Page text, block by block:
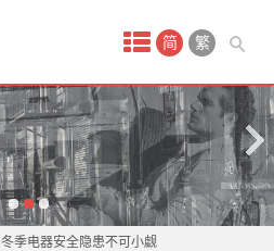
简 繁
融资买入808.30万元
季电器安全隐患不可小觑